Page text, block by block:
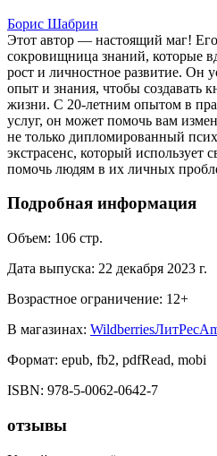
Борис Шабрин
Этот автор — настоящий маг!
сокровищница знаний, которые
рост и личностное развитие. Он
опыт и знания, чтобы создавать
жизни. С 20-летним опытом в
услуг, он может помочь вам
не только дипломированный
экстрасенс, который использует
помочь людям в их личных
Подробная информация
Объем: 106 стр.
Дата выпуска: 22 декабря 2023 г.
Возрастное ограничение: 12+
В магазинах: WildberriesЛитРес
Формат: epub, fb2, pdfRead, mobi
ISBN: 978-5-0062-0642-7
отзывы